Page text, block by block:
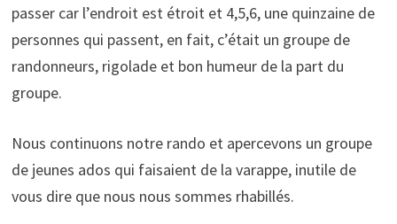
passer car l’endroit est étroit et 4,5,6, une quinzaine de
personnes qui passent, en fait, c’était un groupe de
randonneurs, rigolade et bon humeur de la part du
groupe.
Nous continuons notre rando et apercevons un groupe
de jeunes ados qui faisaient de la varappe, inutile de
vous dire que nous nous sommes rhabillés.